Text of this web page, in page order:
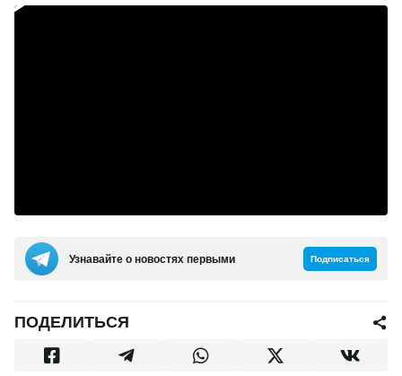
Узнавайте о новостях первыми Подписаться
ПОДЕЛИТЬСЯ